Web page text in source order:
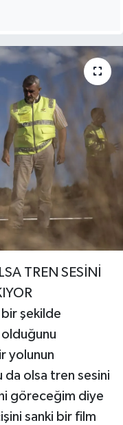
TREN SESİNİ
bir şekilde
yolunun
da olsa tren sesini
göreceğim diye
sanki bir film